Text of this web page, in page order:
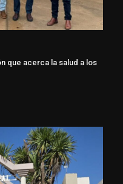
que acerca la salud a los